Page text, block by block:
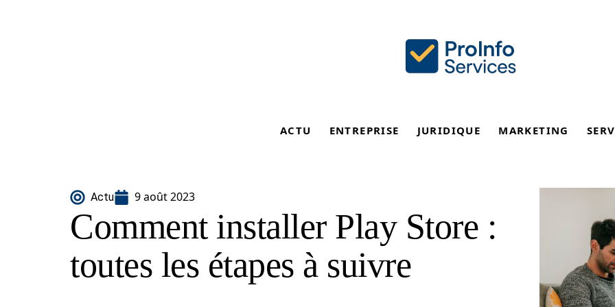
ACTU ENTREPRISE JURIDIQUE MARKETING
Actu 9 août 2023
Comment installer Play Store :
toutes les étapes à suivre